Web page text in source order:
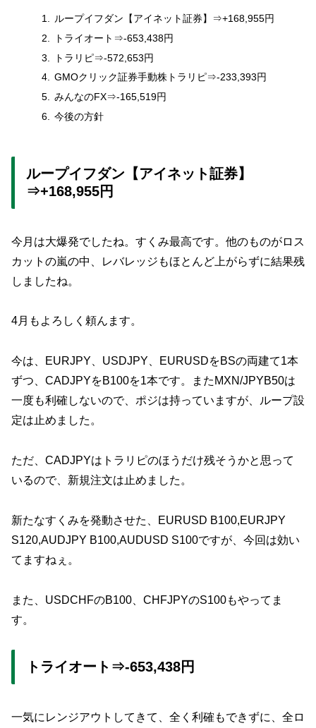
ループイフダン【アイネット証券】⇒+168,955円
トライオート⇒-653,438円
トラリピ⇒-572,653円
GMOクリック証券手動株トラリピ⇒-233,393円
みんなのFX⇒-165,519円
今後の方針
ループイフダン【アイネット証券】
⇒+168,955円
今月は大爆発でしたね。すくみ最高です。他のものがロス
カットの嵐の中、レバレッジもほとんど上がらずに結果残
しましたね。
4月もよろしく頼んます。
今は、EURJPY、USDJPY、EURUSDをBSの両建て1本
ずつ、CADJPYをB100を1本です。またMXN/JPYB50は
一度も利確しないので、ポジは持っていますが、ループ設
定は止めました。
ただ、CADJPYはトラリピのほうだけ残そうかと思って
いるので、新規注文は止めました。
新たなすくみを発動させた、EURUSD B100,EURJPY
S120,AUDJPY B100,AUDUSD S100ですが、今回は効い
てますねぇ。
また、USDCHFのB100、CHFJPYのS100もやってま
す。
トライオート⇒-653,438円
一気にレンジアウトしてきて、全く利確もできずに、全ロ